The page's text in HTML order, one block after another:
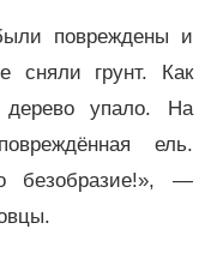
повреждены и
сняли грунт. Как
дерево упало. На
ель.
безобразие!», —